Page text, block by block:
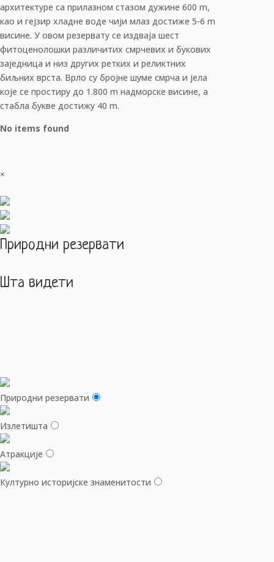
архитектуре са прилазном стазом дужине 600 m,
као и гејзир хладне воде чији млаз достиже 5-6 m
висине. У овом резервату се издваја шест
фитоценолошки различитих смрчевих и букових
заједница и низ других ретких и реликтних
биљних врста. Врло су бројне шуме смрча и јела
које се простиру до 1.800 m надморске висине, а
стабла букве достижу 40 m.
No items found
×
Природни резервати
Шта видети
Природни резервати
Излетишта
Aтракције
Културно историјске знаменитости